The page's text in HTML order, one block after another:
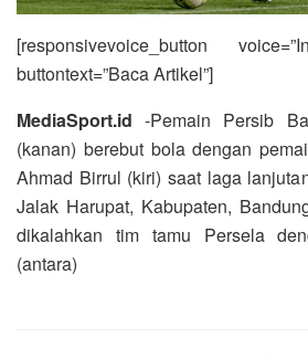
[responsivevoice_button
buttontext=”Baca Artikel”]
MediaSport.id -Pemain Persib
(kanan) berebut bola dengan
Ahmad Birrul (kiri) saat laga
Jalak Harupat, Kabupaten,
dikalahkan tim tamu Persela
(antara)